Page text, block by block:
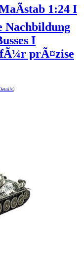
1:24 I
Nachbildung
I
prÃ¤zise
)